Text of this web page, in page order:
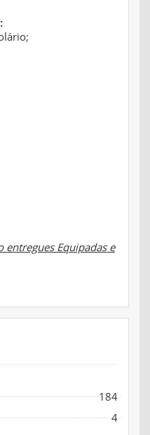
entregues Equipadas e
184
4